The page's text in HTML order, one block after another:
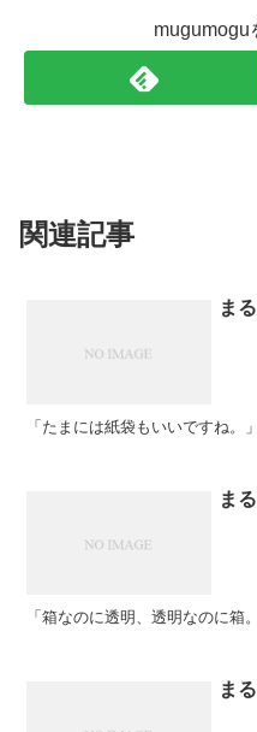
mugumogu
関連記事
ま
「たまには紙袋もいいですね。
ま
ま